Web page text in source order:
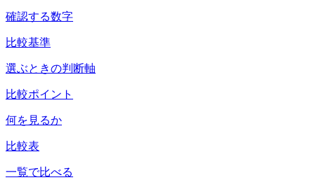
確認する数字
比較基準
選ぶときの判断軸
比較ポイント
何を見るか
比較表
一覧で比べる